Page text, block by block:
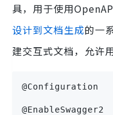
具，用于使用
设计到文档生成的一
建交互式文档，允许
@Configuration
@EnableSwagger2